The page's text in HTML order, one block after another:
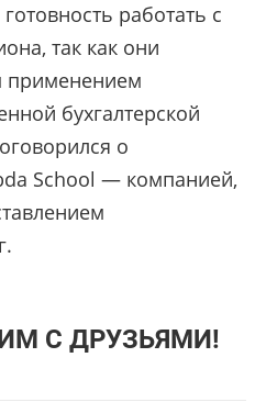
работать с
так как они
применением
бухгалтерской
о
School — компанией,
С ДРУЗЬЯМИ!